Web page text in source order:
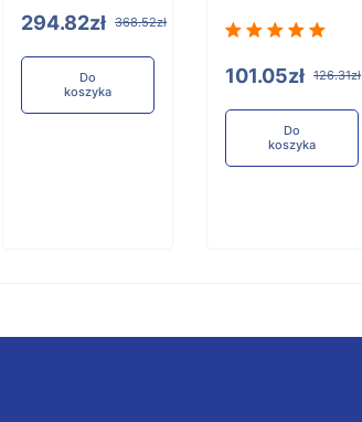
294.82zł 368.52zł
Do
koszyka
101.05zł 126.31zł
Do
koszyka